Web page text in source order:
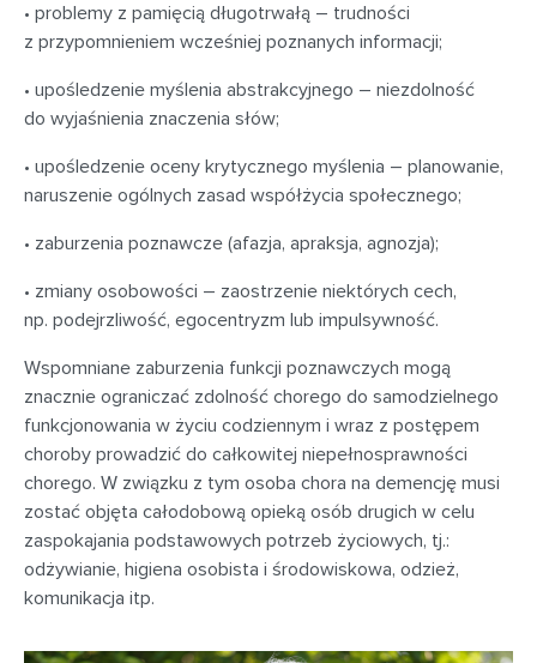
• problemy z pamięcią długotrwałą – trudności
z przypomnieniem wcześniej poznanych informacji;
• upośledzenie myślenia abstrakcyjnego – niezdolność
do wyjaśnienia znaczenia słów;
• upośledzenie oceny krytycznego myślenia – planowanie,
naruszenie ogólnych zasad współżycia społecznego;
• zaburzenia poznawcze (afazja, apraksja, agnozja);
• zmiany osobowości – zaostrzenie niektórych cech,
np. podejrzliwość, egocentryzm lub impulsywność.
Wspomniane zaburzenia funkcji poznawczych mogą
znacznie ograniczać zdolność chorego do samodzielnego
funkcjonowania w życiu codziennym i wraz z postępem
choroby prowadzić do całkowitej niepełnosprawności
chorego. W związku z tym osoba chora na demencję musi
zostać objęta całodobową opieką osób drugich w celu
zaspokajania podstawowych potrzeb życiowych, tj.:
odżywianie, higiena osobista i środowiskowa, odzież,
komunikacja itp.